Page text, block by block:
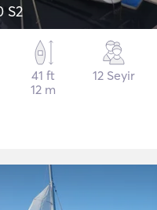
S2
41 ft
12 m
12 Seyir